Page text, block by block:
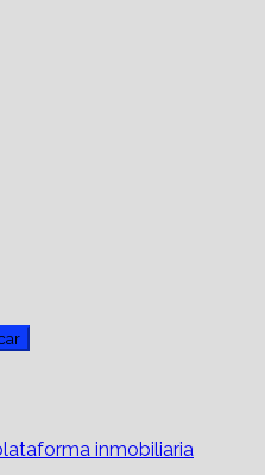
inmobiliaria